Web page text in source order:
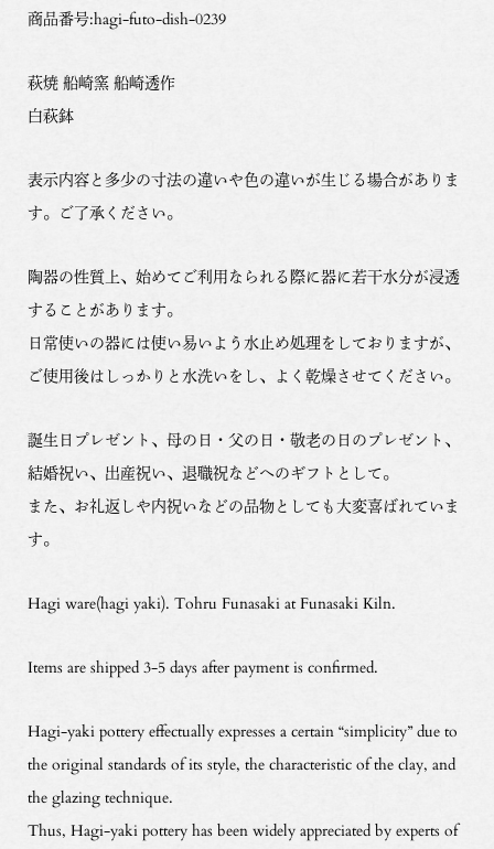
商品番号:hagi-futo-dish-0239
萩焼 船崎窯 船崎透作
白萩鉢
表示内容と多少の寸法の違いや色の違いが生じる場合がありま
す。ご了承ください。
陶器の性質上、始めてご利用なられる際に器に若干水分が浸透
することがあります。
日常使いの器には使い易いよう水止め処理をしておりますが、
ご使用後はしっかりと水洗いをし、よく乾燥させてください。
誕生日プレゼント、母の日・父の日・敬老の日のプレゼント、
結婚祝い、出産祝い、退職祝などへのギフトとして。
また、お礼返しや内祝いなどの品物としても大変喜ばれていま
す。
Hagi ware(hagi yaki). Tohru Funasaki at Funasaki Kiln.
Items are shipped 3-5 days after payment is confirmed.
Hagi-yaki pottery effectually expresses a certain “simplicity” due to
the original standards of its style, the characteristic of the clay, and
the glazing technique.
Thus, Hagi-yaki pottery has been widely appreciated by experts of